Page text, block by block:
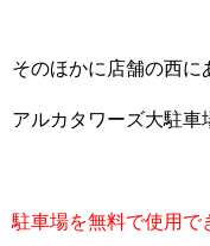
そのほかに店舗の西に
アルカタワーズ大駐車
駐車場を無料で使用で